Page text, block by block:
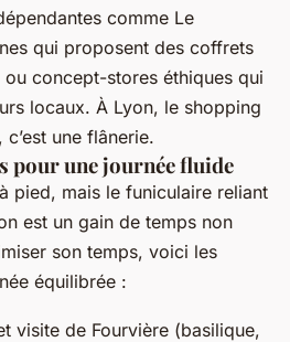
comme Le
qui proposent des coffrets
concept-stores éthiques qui
locaux. À Lyon, le shopping
c’est une flânerie.
pour une journée fluide
pied, mais le funiculaire reliant
est un gain de temps non
son temps, voici les
équilibrée :
visite de Fourvière (basilique,